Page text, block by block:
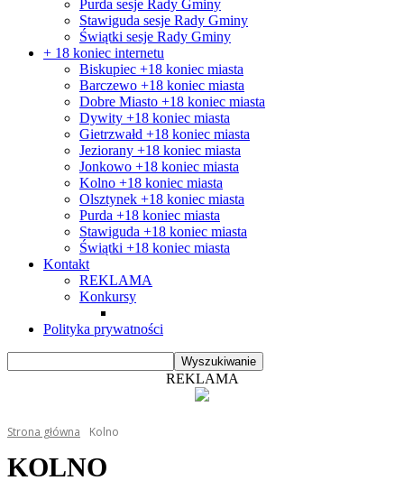
Purda sesje Rady Gminy
Stawiguda sesje Rady Gminy
Świątki sesje Rady Gminy
+ 18 koniec internetu
Biskupiec +18 koniec miasta
Barczewo +18 koniec miasta
Dobre Miasto +18 koniec miasta
Dywity +18 koniec miasta
Gietrzwałd +18 koniec miasta
Jeziorany +18 koniec miasta
Jonkowo +18 koniec miasta
Kolno +18 koniec miasta
Olsztynek +18 koniec miasta
Purda +18 koniec miasta
Stawiguda +18 koniec miasta
Świątki +18 koniec miasta
Kontakt
REKLAMA
Konkursy
Polityka prywatności
REKLAMA
Strona główna Kolno
KOLNO